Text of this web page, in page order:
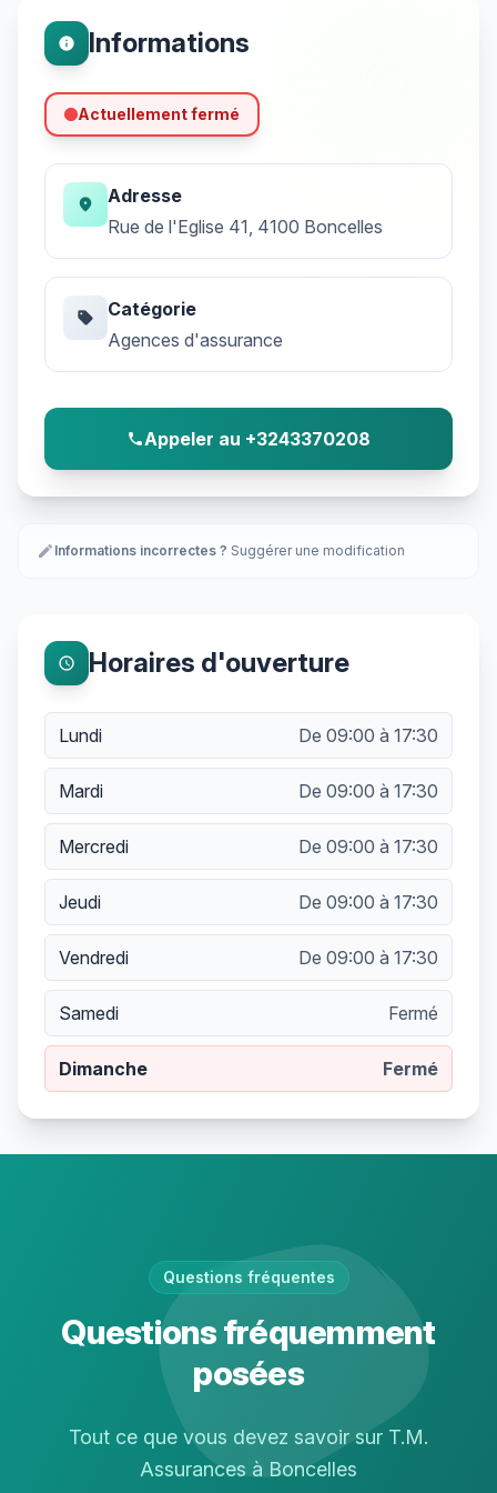
info Informations
Actuellement fermé
location_on
Adresse
Rue de l'Eglise 41, 4100 Boncelles
sell
Catégorie
Agences d'assurance
phoneAppeler au +3243370208
edit Informations incorrectes ? Suggérer une modification
schedule Horaires d'ouverture
Lundi De 09:00 à 17:30
Mardi De 09:00 à 17:30
Mercredi De 09:00 à 17:30
Jeudi De 09:00 à 17:30
Vendredi De 09:00 à 17:30
Samedi Fermé
Dimanche Fermé
Questions fréquentes
Questions fréquemment
posées
Tout ce que vous devez savoir sur T.M.
Assurances à Boncelles